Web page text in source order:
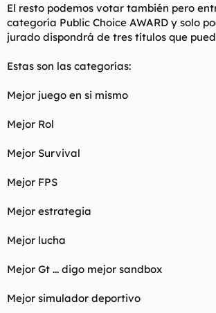
El resto podemos votar también pero
categoría Public Choice AWARD y solo
jurado dispondrá de tres títulos que
Estas son las categorías:
Mejor juego en si mismo
Mejor Rol
Mejor Survival
Mejor FPS
Mejor estrategia
Mejor lucha
Mejor Gt ... digo mejor sandbox
Mejor simulador deportivo